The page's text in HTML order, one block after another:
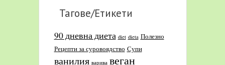
Тагове/Етикети
90 дневна диета diet dieta Полезно
Рецепти за суровоядство Супи
ванилия варива веган